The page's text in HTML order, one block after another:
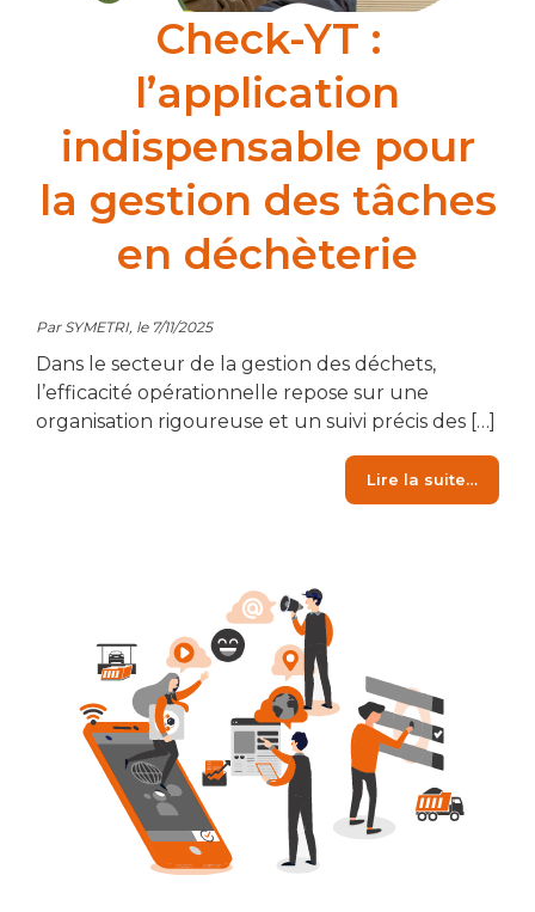
Check-YT :
l’application
indispensable pour
la gestion des tâches
en déchèterie
Par SYMETRI, le 7/11/2025
Dans le secteur de la gestion des déchets,
l’efficacité opérationnelle repose sur une
organisation rigoureuse et un suivi précis des […]
Lire la suite…from